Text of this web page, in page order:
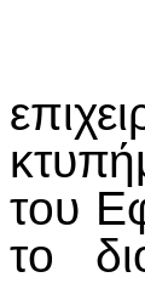
Τov
τoυ
τo